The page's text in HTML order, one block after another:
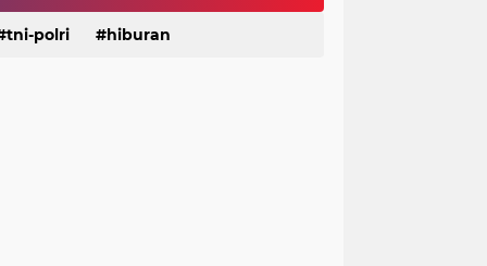
Pangan Harga Terjangkau
hiburan serba serbi
tni-polri hiburan